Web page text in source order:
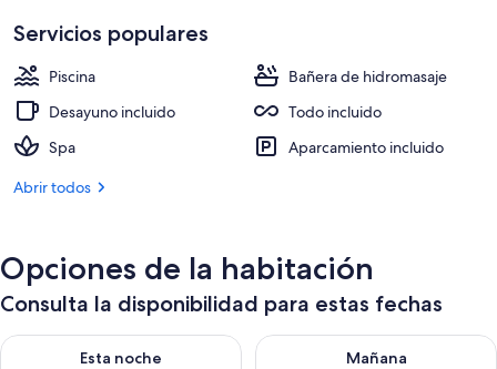
4 piscinas al aire libre, sombrillas,
Servicios populares
Piscina
Bañera de hidromasaje
Desayuno incluido
Todo incluido
Spa
Aparcamiento incluido
Abrir todos
Opciones de la habitación
Consulta la disponibilidad para estas fechas
Esta noche
Consulta la disponibilidad para esta noche, ago 8 - ago 9
Mañana
Consulta la disponibilidad